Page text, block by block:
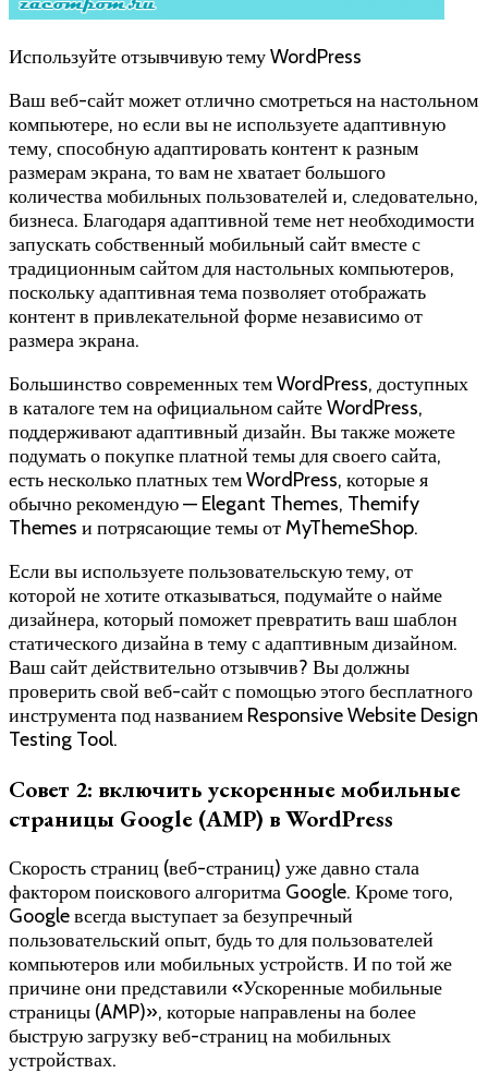
Используйте отзывчивую тему WordPress
Ваш веб-сайт может отлично смотреться на настольном
компьютере, но если вы не используете адаптивную
тему, способную адаптировать контент к разным
размерам экрана, то вам не хватает большого
количества мобильных пользователей и, следовательно,
бизнеса. Благодаря адаптивной теме нет необходимости
запускать собственный мобильный сайт вместе с
традиционным сайтом для настольных компьютеров,
поскольку адаптивная тема позволяет отображать
контент в привлекательной форме независимо от
размера экрана.
Большинство современных тем WordPress, доступных
в каталоге тем на официальном сайте WordPress,
поддерживают адаптивный дизайн. Вы также можете
подумать о покупке платной темы для своего сайта,
есть несколько платных тем WordPress, которые я
обычно рекомендую — Elegant Themes, Themify
Themes и потрясающие темы от MyThemeShop.
Если вы используете пользовательскую тему, от
которой не хотите отказываться, подумайте о найме
дизайнера, который поможет превратить ваш шаблон
статического дизайна в тему с адаптивным дизайном.
Ваш сайт действительно отзывчив? Вы должны
проверить свой веб-сайт с помощью этого бесплатного
инструмента под названием Responsive Website Design
Testing Tool.
Совет 2: включить ускоренные мобильные
страницы Google (AMP) в WordPress
Скорость страниц (веб-страниц) уже давно стала
фактором поискового алгоритма Google. Кроме того,
Google всегда выступает за безупречный
пользовательский опыт, будь то для пользователей
компьютеров или мобильных устройств. И по той же
причине они представили «Ускоренные мобильные
страницы (AMP)», которые направлены на более
быструю загрузку веб-страниц на мобильных
устройствах.